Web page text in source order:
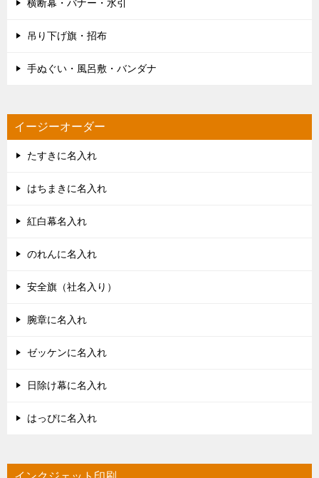
横断幕・バナー・水引
吊り下げ旗・招布
手ぬぐい・風呂敷・バンダナ
イージーオーダー
たすきに名入れ
はちまきに名入れ
紅白幕名入れ
のれんに名入れ
安全旗（社名入り）
腕章に名入れ
ゼッケンに名入れ
日除け幕に名入れ
はっぴに名入れ